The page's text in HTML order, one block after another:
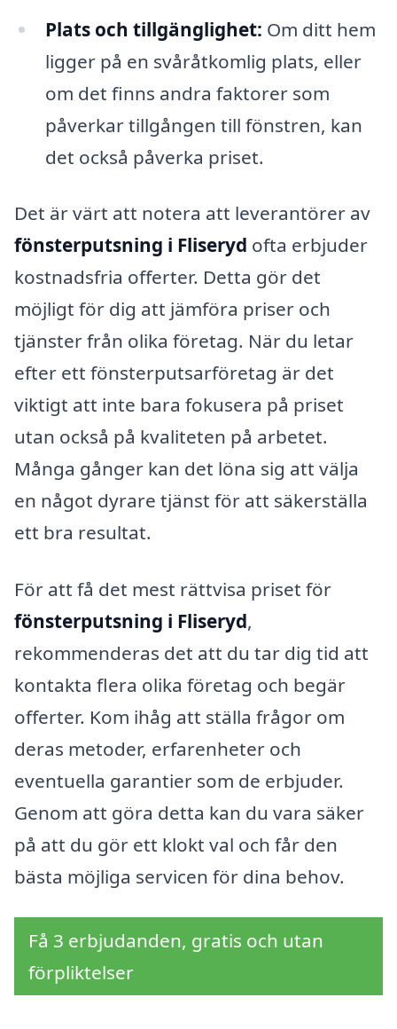
Plats och tillgänglighet: Om ditt hem
ligger på en svåråtkomlig plats, eller
om det finns andra faktorer som
påverkar tillgången till fönstren, kan
det också påverka priset.
Det är värt att notera att leverantörer av
fönsterputsning i Fliseryd ofta erbjuder
kostnadsfria offerter. Detta gör det
möjligt för dig att jämföra priser och
tjänster från olika företag. När du letar
efter ett fönsterputsarföretag är det
viktigt att inte bara fokusera på priset
utan också på kvaliteten på arbetet.
Många gånger kan det löna sig att välja
en något dyrare tjänst för att säkerställa
ett bra resultat.
För att få det mest rättvisa priset för
fönsterputsning i Fliseryd,
rekommenderas det att du tar dig tid att
kontakta flera olika företag och begär
offerter. Kom ihåg att ställa frågor om
deras metoder, erfarenheter och
eventuella garantier som de erbjuder.
Genom att göra detta kan du vara säker
på att du gör ett klokt val och får den
bästa möjliga servicen för dina behov.
Få 3 erbjudanden, gratis och utan
förpliktelser